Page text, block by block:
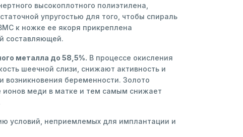
высокоплотного полиэтилена,
упругостью для того, чтобы спираль
к ножке ее якоря прикреплена
составляющей.
металла до 58,5%. В процессе окисления
шеечной слизи, снижают активность и
беременности. Золото
ионов меди в матке и тем самым снижает
условий, неприемлемых для имплантации и